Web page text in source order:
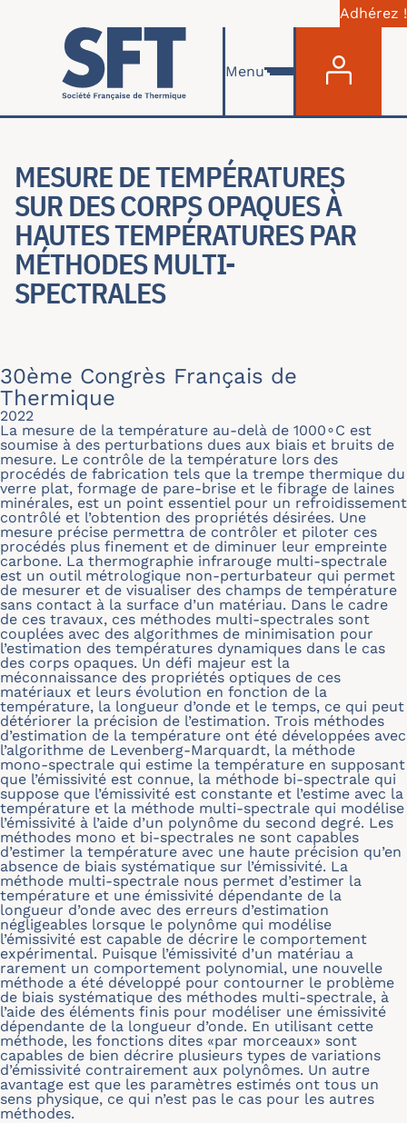
Aller au contenu principal
Adhérez !
Menu
MESURE DE TEMPÉRATURES
SUR DES CORPS OPAQUES À
HAUTES TEMPÉRATURES PAR
MÉTHODES MULTI-
SPECTRALES
30ème Congrès Français de
Thermique
2022
La mesure de la température au-delà de 1000∘C est
soumise à des perturbations dues aux biais et bruits de
mesure. Le contrôle de la température lors des
procédés de fabrication tels que la trempe thermique du
verre plat, formage de pare-brise et le fibrage de laines
minérales, est un point essentiel pour un refroidissement
contrôlé et l’obtention des propriétés désirées. Une
mesure précise permettra de contrôler et piloter ces
procédés plus finement et de diminuer leur empreinte
carbone. La thermographie infrarouge multi-spectrale
est un outil métrologique non-perturbateur qui permet
de mesurer et de visualiser des champs de température
sans contact à la surface d’un matériau. Dans le cadre
de ces travaux, ces méthodes multi-spectrales sont
couplées avec des algorithmes de minimisation pour
l’estimation des températures dynamiques dans le cas
des corps opaques. Un défi majeur est la
méconnaissance des propriétés optiques de ces
matériaux et leurs évolution en fonction de la
température, la longueur d’onde et le temps, ce qui peut
détériorer la précision de l’estimation. Trois méthodes
d’estimation de la température ont été développées avec
l’algorithme de Levenberg-Marquardt, la méthode
mono-spectrale qui estime la température en supposant
que l’émissivité est connue, la méthode bi-spectrale qui
suppose que l’émissivité est constante et l’estime avec la
température et la méthode multi-spectrale qui modélise
l’émissivité à l’aide d’un polynôme du second degré. Les
méthodes mono et bi-spectrales ne sont capables
d’estimer la température avec une haute précision qu’en
absence de biais systématique sur l’émissivité. La
méthode multi-spectrale nous permet d’estimer la
température et une émissivité dépendante de la
longueur d’onde avec des erreurs d’estimation
négligeables lorsque le polynôme qui modélise
l’émissivité est capable de décrire le comportement
expérimental. Puisque l’émissivité d’un matériau a
rarement un comportement polynomial, une nouvelle
méthode a été développé pour contourner le problème
de biais systématique des méthodes multi-spectrale, à
l’aide des éléments finis pour modéliser une émissivité
dépendante de la longueur d’onde. En utilisant cette
méthode, les fonctions dites «par morceaux» sont
capables de bien décrire plusieurs types de variations
d’émissivité contrairement aux polynômes. Un autre
avantage est que les paramètres estimés ont tous un
sens physique, ce qui n’est pas le cas pour les autres
méthodes.